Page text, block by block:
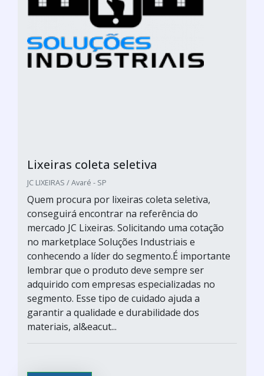
Lixeiras coleta seletiva
JC LIXEIRAS / Avaré - SP
Quem procura por lixeiras coleta seletiva,
conseguirá encontrar na referência do
mercado JC Lixeiras. Solicitando uma cotação
no marketplace Soluções Industriais e
conhecendo a líder do segmento.É importante
lembrar que o produto deve sempre ser
adquirido com empresas especializadas no
segmento. Esse tipo de cuidado ajuda a
garantir a qualidade e durabilidade dos
materiais, al&eacut...